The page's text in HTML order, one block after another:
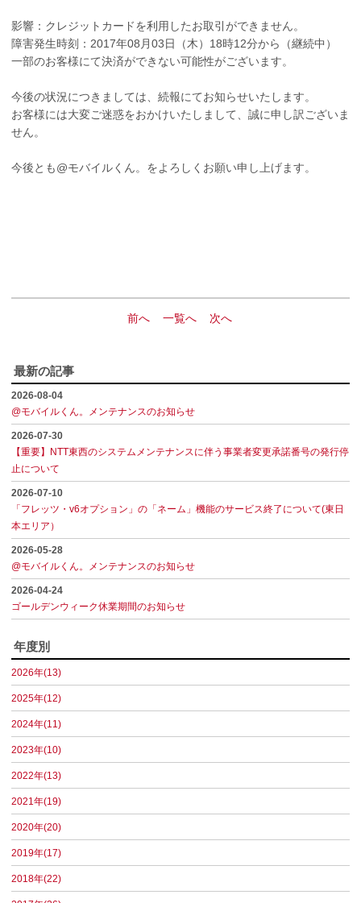
影響：クレジットカードを利用したお取引ができません。
障害発生時刻：2017年08月03日（木）18時12分から（継続中）
一部のお客様にて決済ができない可能性がございます。
今後の状況につきましては、続報にてお知らせいたします。
お客様には大変ご迷惑をおかけいたしまして、誠に申し訳ございま
せん。
今後とも@モバイルくん。をよろしくお願い申し上げます。
前へ 一覧へ 次へ
最新の記事
2026-08-04
@モバイルくん。メンテナンスのお知らせ
2026-07-30
【重要】NTT東西のシステムメンテナンスに伴う事業者変更承諾番号の発行停
止について
2026-07-10
「フレッツ・v6オプション」の「ネーム」機能のサービス終了について(東日
本エリア）
2026-05-28
@モバイルくん。メンテナンスのお知らせ
2026-04-24
ゴールデンウィーク休業期間のお知らせ
年度別
2026年(13)
2025年(12)
2024年(11)
2023年(10)
2022年(13)
2021年(19)
2020年(20)
2019年(17)
2018年(22)